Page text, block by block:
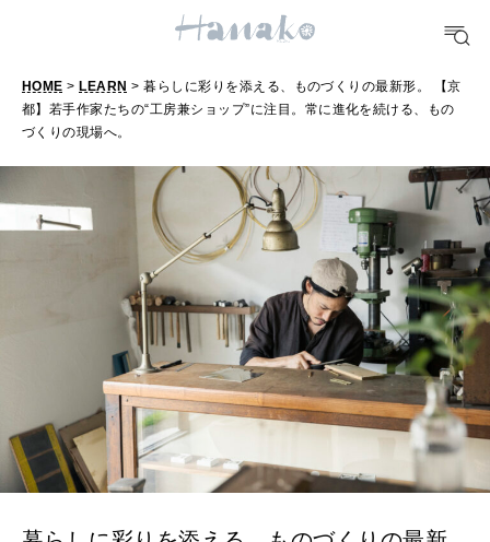
FOOD
おいしい
FORTUNE
明日のわたし
[12星座別] Weekly Holoscope
[12星座別] Monthly Love Holoscope
女神まり愛のタロットメッセージ
算命学がわかる今月のあなた
HEALTH
自分にやさしく
LEARN
知る、考える
HOME > LEARN > 暮らしに彩りを添える、ものづくりの最新形。 【京
都】若手作家たちの“工房兼ショップ”に注目。常に進化を続ける、もの
づくりの現場へ。